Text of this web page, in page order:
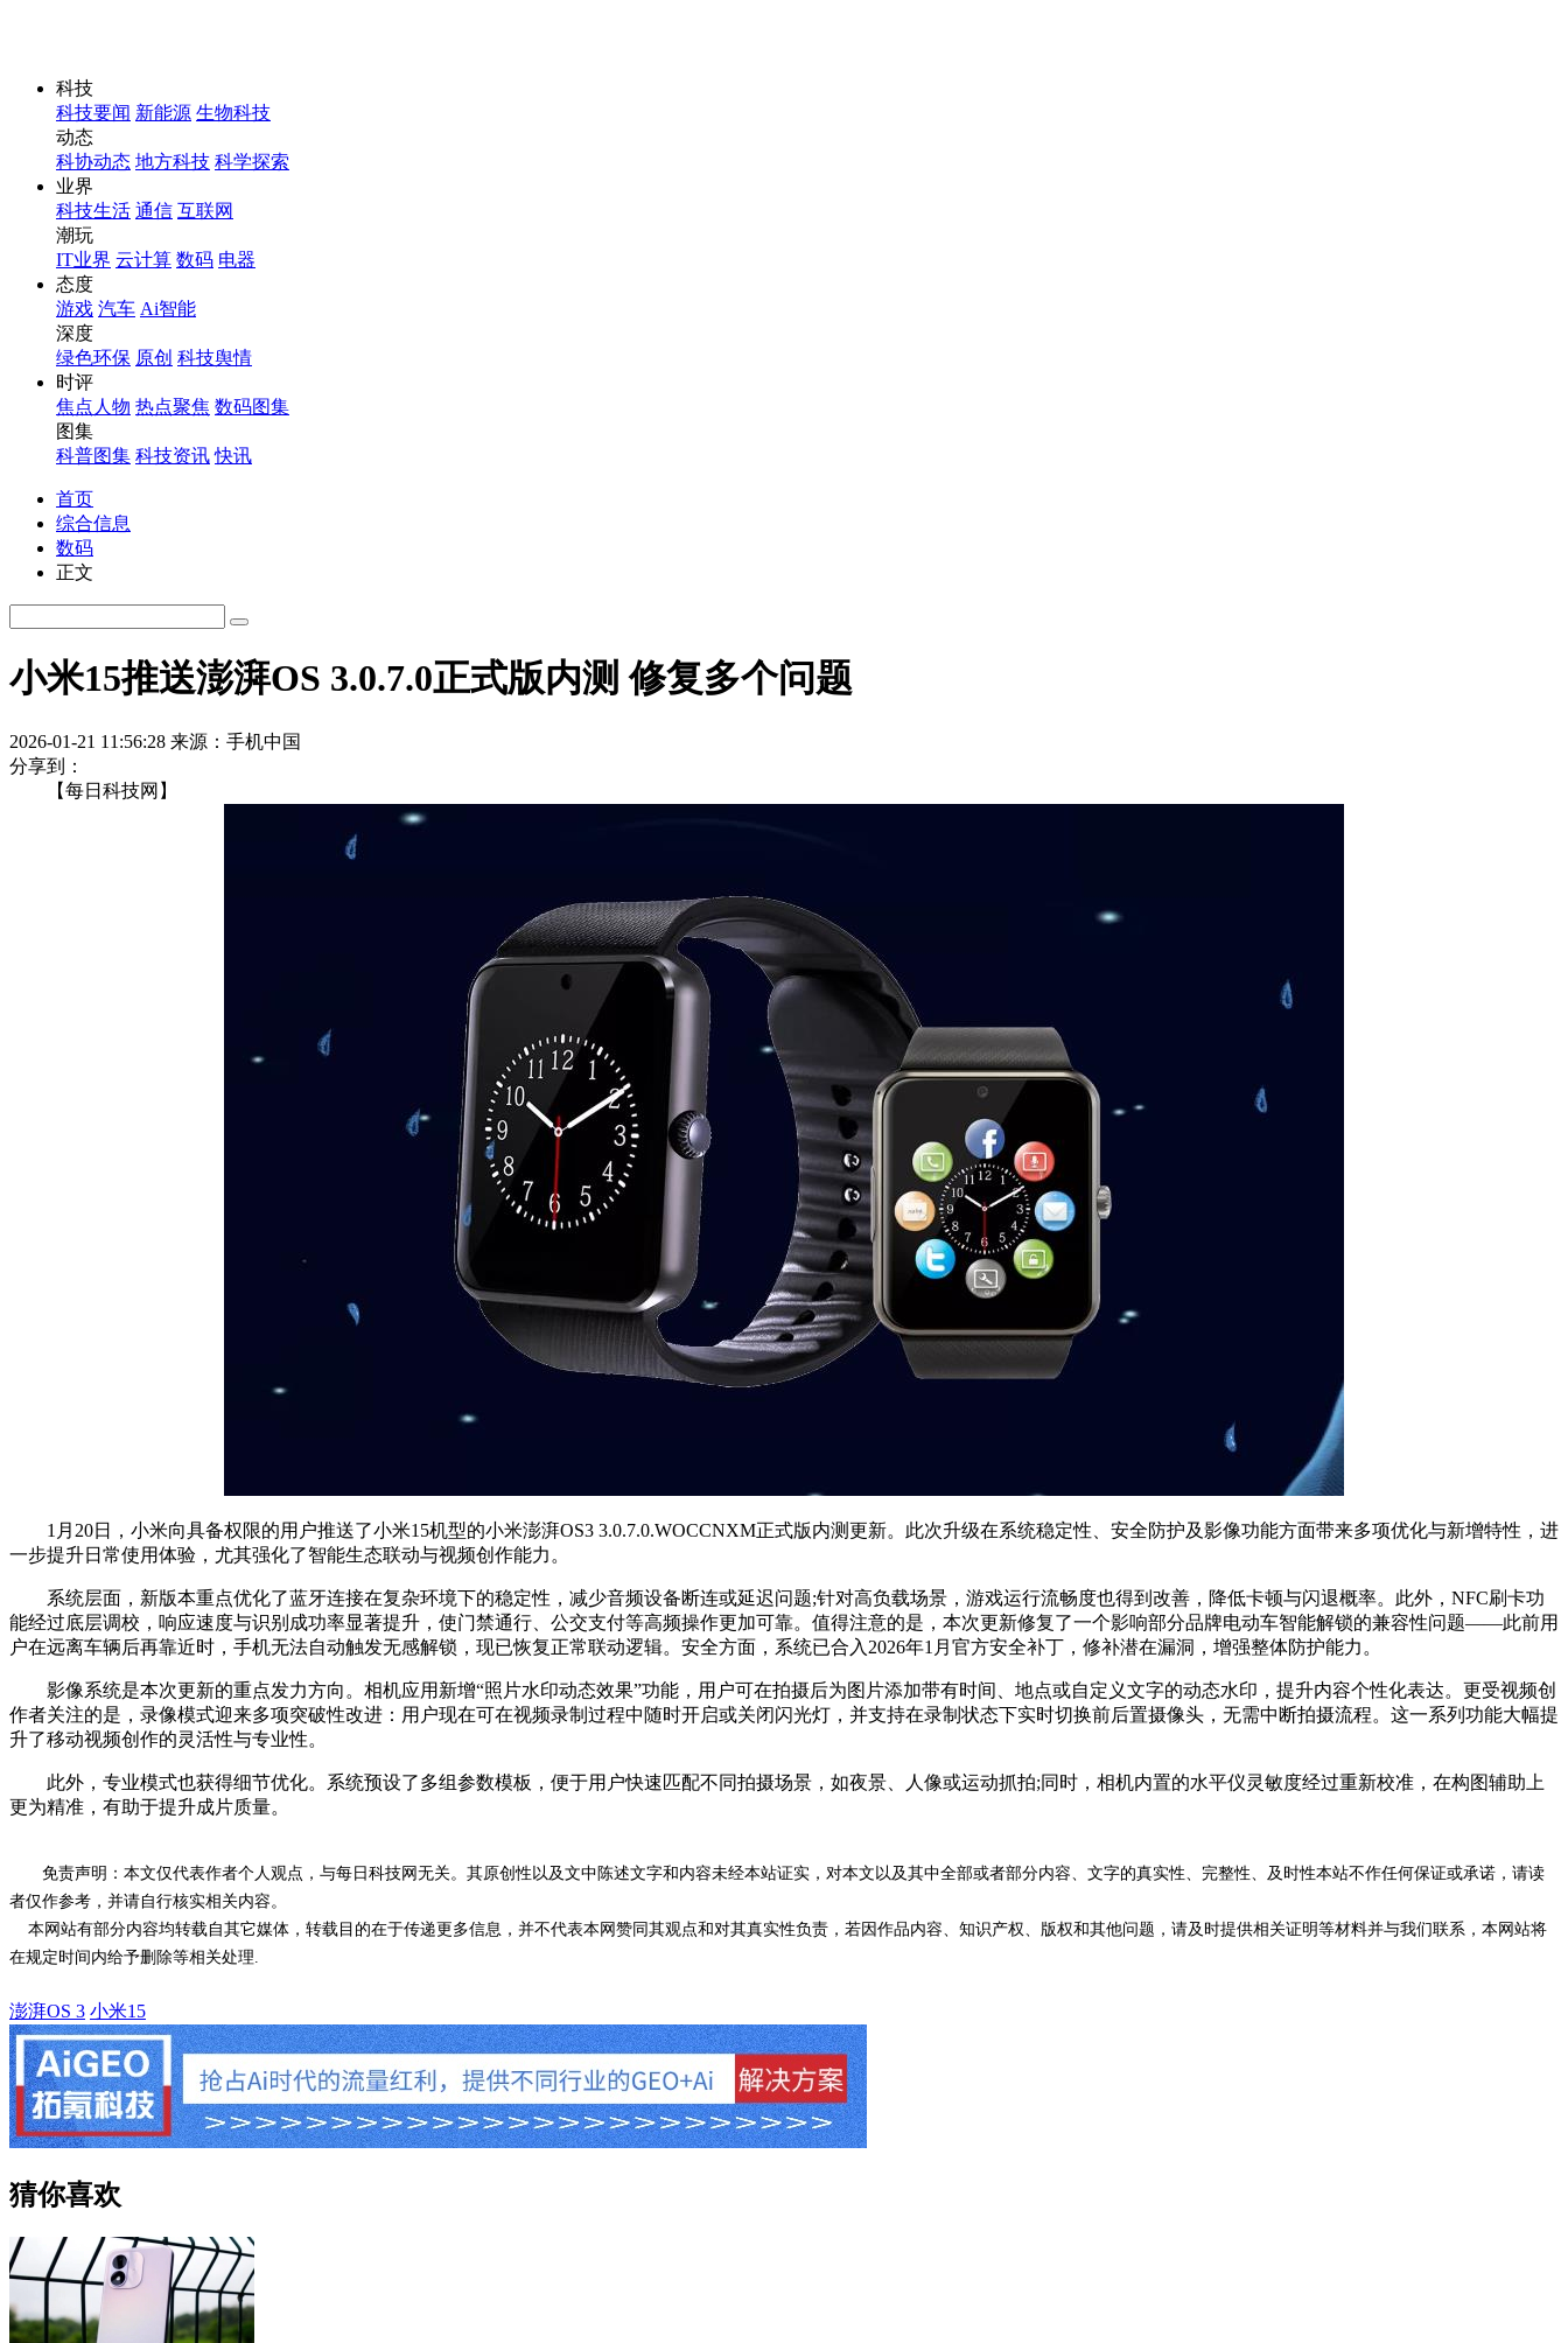
科技
科技要闻 新能源 生物科技
动态
科协动态 地方科技 科学探索
业界
科技生活 通信 互联网
潮玩
IT业界 云计算 数码 电器
态度
游戏 汽车 Ai智能
深度
绿色环保 原创 科技舆情
时评
焦点人物 热点聚焦 数码图集
图集
科普图集 科技资讯 快讯
首页
综合信息
数码
正文
小米15推送澎湃OS 3.0.7.0正式版内测 修复多个问题
2026-01-21 11:56:28 来源：手机中国
分享到：
【每日科技网】
1月20日，小米向具备权限的用户推送了小米15机型的小米澎湃OS3 3.0.7.0.WOCCNXM正式版内测更新。此次升级在系统稳定性、安全防护及影像功能方面带来多项优化与新增特性，进
一步提升日常使用体验，尤其强化了智能生态联动与视频创作能力。
系统层面，新版本重点优化了蓝牙连接在复杂环境下的稳定性，减少音频设备断连或延迟问题;针对高负载场景，游戏运行流畅度也得到改善，降低卡顿与闪退概率。此外，NFC刷卡功
能经过底层调校，响应速度与识别成功率显著提升，使门禁通行、公交支付等高频操作更加可靠。值得注意的是，本次更新修复了一个影响部分品牌电动车智能解锁的兼容性问题——此前用
户在远离车辆后再靠近时，手机无法自动触发无感解锁，现已恢复正常联动逻辑。安全方面，系统已合入2026年1月官方安全补丁，修补潜在漏洞，增强整体防护能力。
影像系统是本次更新的重点发力方向。相机应用新增“照片水印动态效果”功能，用户可在拍摄后为图片添加带有时间、地点或自定义文字的动态水印，提升内容个性化表达。更受视频创
作者关注的是，录像模式迎来多项突破性改进：用户现在可在视频录制过程中随时开启或关闭闪光灯，并支持在录制状态下实时切换前后置摄像头，无需中断拍摄流程。这一系列功能大幅提
升了移动视频创作的灵活性与专业性。
此外，专业模式也获得细节优化。系统预设了多组参数模板，便于用户快速匹配不同拍摄场景，如夜景、人像或运动抓拍;同时，相机内置的水平仪灵敏度经过重新校准，在构图辅助上
更为精准，有助于提升成片质量。
免责声明：本文仅代表作者个人观点，与每日科技网无关。其原创性以及文中陈述文字和内容未经本站证实，对本文以及其中全部或者部分内容、文字的真实性、完整性、及时性本站不作任何保证或承诺，请读
者仅作参考，并请自行核实相关内容。
本网站有部分内容均转载自其它媒体，转载目的在于传递更多信息，并不代表本网赞同其观点和对其真实性负责，若因作品内容、知识产权、版权和其他问题，请及时提供相关证明等材料并与我们联系，本网站将
在规定时间内给予删除等相关处理.
澎湃OS 3 小米15
猜你喜欢